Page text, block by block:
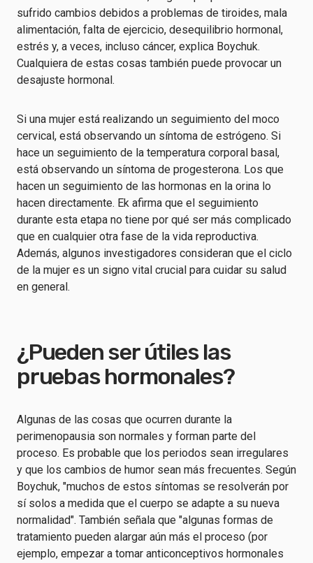
sufrido cambios debidos a problemas de tiroides, mala
alimentación, falta de ejercicio, desequilibrio hormonal,
estrés y, a veces, incluso cáncer, explica Boychuk.
Cualquiera de estas cosas también puede provocar un
desajuste hormonal.
Si una mujer está realizando un seguimiento del moco
cervical, está observando un síntoma de estrógeno. Si
hace un seguimiento de la temperatura corporal basal,
está observando un síntoma de progesterona. Los que
hacen un seguimiento de las hormonas en la orina lo
hacen directamente. Ek afirma que el seguimiento
durante esta etapa no tiene por qué ser más complicado
que en cualquier otra fase de la vida reproductiva.
Además, algunos investigadores consideran que el ciclo
de la mujer es un signo vital crucial para cuidar su salud
en general.
¿Pueden ser útiles las
pruebas hormonales?
Algunas de las cosas que ocurren durante la
perimenopausia son normales y forman parte del
proceso. Es probable que los periodos sean irregulares
y que los cambios de humor sean más frecuentes. Según
Boychuk, "muchos de estos síntomas se resolverán por
sí solos a medida que el cuerpo se adapte a su nueva
normalidad". También señala que "algunas formas de
tratamiento pueden alargar aún más el proceso (por
ejemplo, empezar a tomar anticonceptivos hormonales